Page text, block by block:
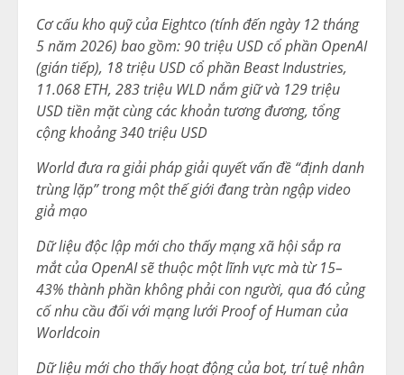
Cơ cấu kho quỹ của Eightco (tính đến ngày 12 tháng
5 năm 2026) bao gồm: 90 triệu USD cổ phần OpenAI
(gián tiếp), 18 triệu USD cổ phần Beast Industries,
11.068 ETH, 283 triệu WLD nắm giữ và 129 triệu
USD tiền mặt cùng các khoản tương đương, tổng
cộng khoảng 340 triệu USD
World đưa ra giải pháp giải quyết vấn đề “định danh
trùng lặp” trong một thế giới đang tràn ngập video
giả mạo
Dữ liệu độc lập mới cho thấy mạng xã hội sắp ra
mắt của OpenAI sẽ thuộc một lĩnh vực mà từ 15–
43% thành phần không phải con người, qua đó củng
cố nhu cầu đối với mạng lưới Proof of Human của
Worldcoin
Dữ liệu mới cho thấy hoạt động của bot, trí tuệ nhân